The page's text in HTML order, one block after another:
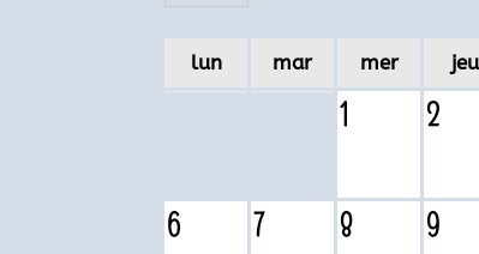
lun mar mer jeu
1 2
6 7 8 9